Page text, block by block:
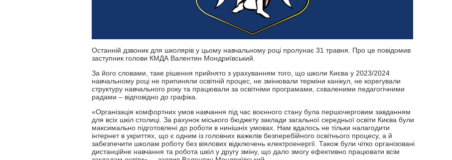
Останній дзвоник для школярів у цьому навчальному році пролунає 31 травня. Про це повідомив
заступник голови КМДА Валентин Мондриївський.
За його словами, таке рішення прийнято з урахуванням того, що школи Києва у 2023/2024
навчальному році не припиняли освітній процес, не змінювали терміни канікул, не корегували
структуру навчального року та працювали за освітніми програмами, схваленими педагогічними
радами – відповідно до графіка.
«Організація комфортних умов навчання під час воєнного стану була першочерговим завданням
для всіх шкіл столиці. За рахунок міського бюджету заклади загальної середньої освіти Києва були
максимально підготовлені до роботи в нинішніх умовах. Нам вдалось не тільки налагодити
інтернет в укриттях, що є одним із головних важелів безперебійного освітнього процесу, а й
забезпечити школам роботу без віялових відключень електроенергії. Також були чітко організовані
дистанційне навчання та робота шкіл у другу зміну, що дало змогу ефективно працювати всім